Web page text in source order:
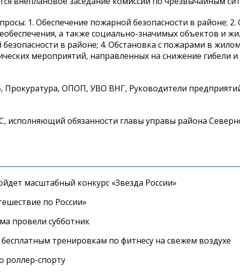
1. Обеспечение пожарной безопасности в районе; 2.
а также социально-значимых объектов и
в районе; 4. Обстановка с пожарами в
мероприятий, направленных на снижение гибели и
ОПОП, УВО ВНГ, Руководители
исполняющий обязанности главы управы района
масштабный конкурс «Звезда России»
по России»
провели субботник
тренировкам по фитнесу на свежем воздухе
роллер-спорту